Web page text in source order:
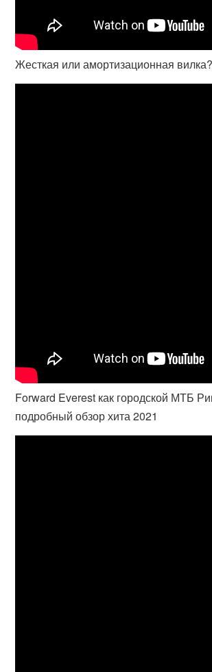
Жесткая или амортизационная вилка?
Forward Everest как городской МТБ
подробный обзор хита 2021